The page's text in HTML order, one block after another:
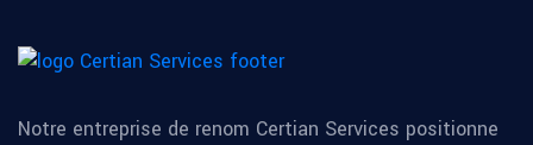
Notre entreprise de renom Certian Services positionne